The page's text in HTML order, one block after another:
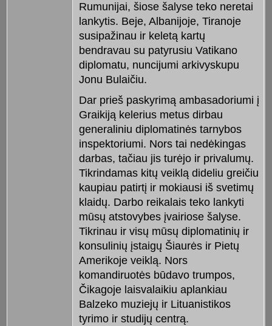
Rumunijai, šiose šalyse teko neretai
lankytis. Beje, Albanijoje, Tiranoje
susipažinau ir keletą kartų
bendravau su patyrusiu Vatikano
diplomatu, nuncijumi arkivyskupu
Jonu Bulaičiu.
Dar prieš paskyrimą ambasadoriumi į
Graikiją kelerius metus dirbau
generaliniu diplomatinės tarnybos
inspektoriumi. Nors tai nedėkingas
darbas, tačiau jis turėjo ir privalumų.
Tikrindamas kitų veiklą dideliu greičiu
kaupiau patirtį ir mokiausi iš svetimų
klaidų. Darbo reikalais teko lankyti
mūsų atstovybes įvairiose šalyse.
Tikrinau ir visų mūsų diplomatinių ir
konsulinių įstaigų Šiaurės ir Pietų
Amerikoje veiklą. Nors
komandiruotės būdavo trumpos,
Čikagoje laisvalaikiu aplankiau
Balzeko muziejų ir Lituanistikos
tyrimo ir studijų centrą.